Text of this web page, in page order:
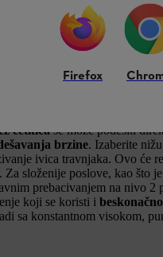
svojom kombinacijom
trave srednje visine,
zahvaljujući
Uz Advanced
četkicase može podesiti
brzine. Izaberite
ivica travnjaka. Ovo će
. Za složenije poslove, kao što
prebacivanjem na nivo 2
koji se koristi i
sa konstantnom visokom,
Firefox